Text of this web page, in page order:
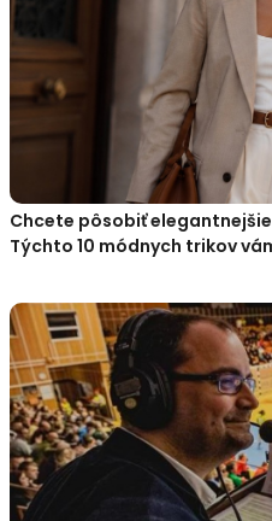
Chcete pôsobiť
Týchto 10 módnych trikov